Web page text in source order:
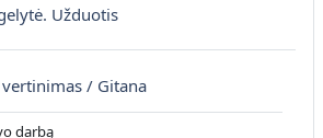
UžduotisUzdevums
/ GitanaUzdevums
darbą